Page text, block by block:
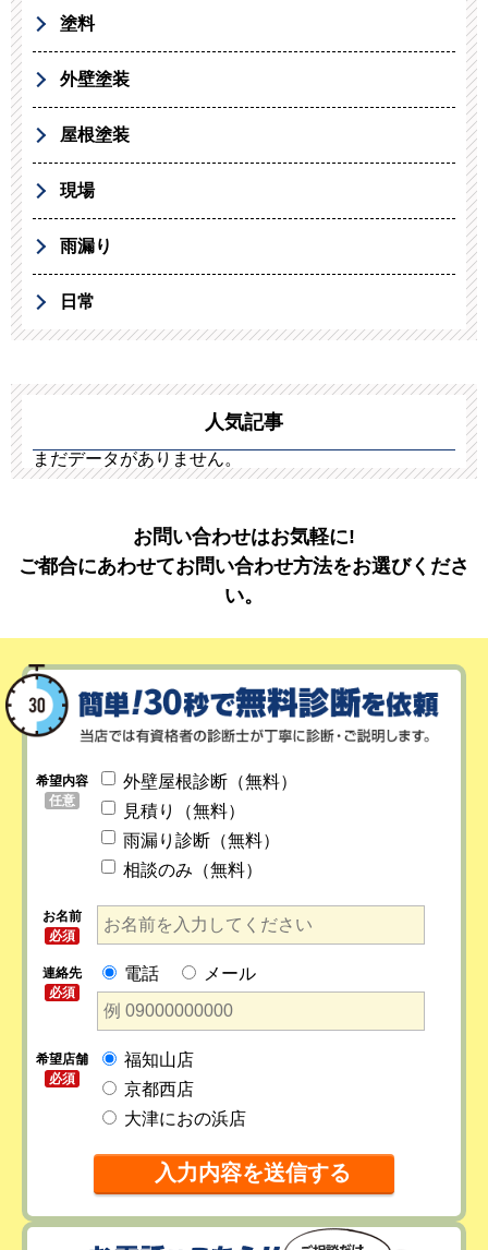
塗料
外壁塗装
屋根塗装
現場
雨漏り
日常
人気記事
まだデータがありません。
お問い合わせはお気軽に!
ご都合にあわせてお問い合わせ方法をお選びくださ
い。
希望内容
任意
外壁屋根診断（無料）
見積り（無料）
雨漏り診断（無料）
相談のみ（無料）
お名前
必須
連絡先
必須
電話 メール
希望店舗
必須
福知山店
京都西店
大津におの浜店